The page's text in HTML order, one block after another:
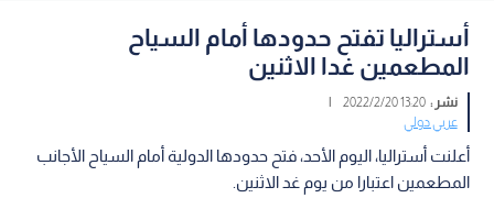
أستراليا تفتح حدودها أمام السياح
المطعمين غدا الاثنين
نشر :13:20 2022/2/20
|
عربي دولي
أعلنت أستراليا، اليوم الأحد، فتح حدودها الدولية أمام السياح الأجانب
المطعمين اعتبارا من يوم غد الاثنين.